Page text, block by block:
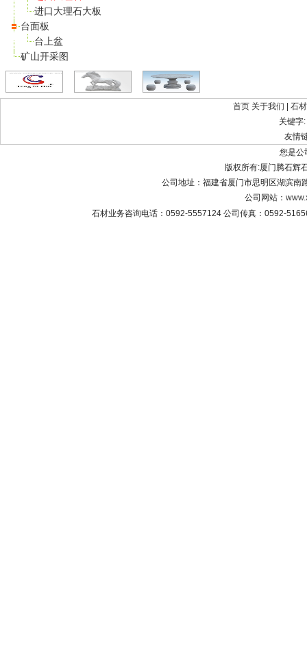
进口大理石大板
台面板
台上盆
矿山开采图
首页 关于我们
石
关键字:
友
您是公
版权所有:厦门腾石辉
公司地址：福建省厦门市思明区湖滨
公司网站：
石材业务咨询电话：0592-5557124 公司传真：0592-